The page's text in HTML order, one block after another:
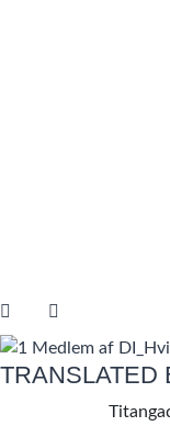
TRANSLATED